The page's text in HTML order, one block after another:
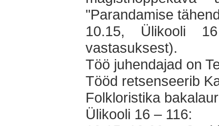
"Parandamise
10.15, Ülikooli
vastasuksest).
Töö juhendajad on
Tööd retsenseerib
Folkloristika
Ülikooli 16 – 116: